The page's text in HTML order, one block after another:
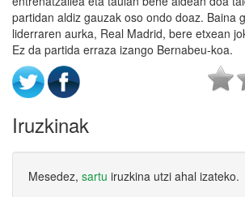
partidan aldiz gauzak oso ondo doaz. Baina
liderraren aurka, Real Madrid, bere etxean
Ez da partida erraza izango Bernabeu-koa.
Iruzkinak
Mesedez, sartu iruzkina utzi ahal izateko.